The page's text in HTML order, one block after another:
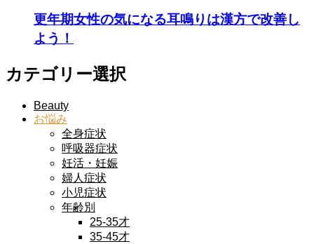
更年期女性の気になる耳鳴りは漢方で改善し
よう！
カテゴリー選択
Beauty
お悩み
全身症状
呼吸器症状
妊活・妊娠
婦人症状
小児症状
年齢別
25-35才
35-45才